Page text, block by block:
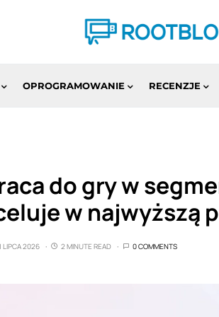
OPROGRAMOWANIE RECENZJE
do gry w
w najwyższą
LIPCA 2026 2 MINUTE READ 0 COMMENTS